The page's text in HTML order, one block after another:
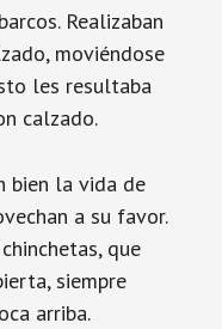
Realizaban
moviéndose
les resultaba
calzado.
bien la vida de
a su favor.
que
siempre
arriba.